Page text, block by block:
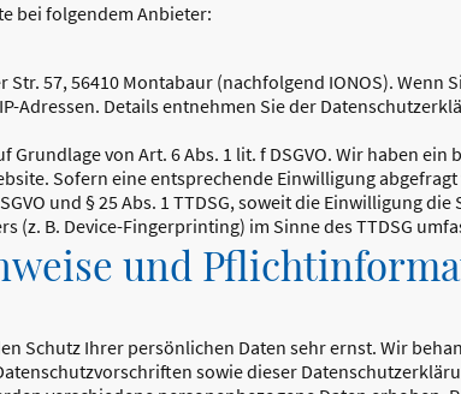
bei folgendem Anbieter:
Str. 57, 56410 Montabaur (nachfolgend IONOS). Wenn
Adressen. Details entnehmen Sie der
Grundlage von Art. 6 Abs. 1 lit. f DSGVO. Wir haben
Sofern eine entsprechende Einwilligung
und § 25 Abs. 1 TTDSG, soweit die Einwilligung
(z. B. Device-Fingerprinting) im Sinne des TTDSG
und
Schutz Ihrer persönlichen Daten sehr ernst. Wir
sowie dieser